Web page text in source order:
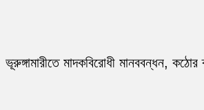
ভূরুঙ্গামারীতে মাদকবিরোধী মানববন্ধন, কঠোর